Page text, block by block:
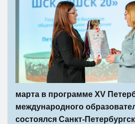
марта в программе XV
международного
состоялся Санкт-